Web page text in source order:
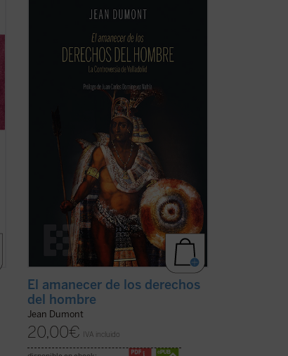
En 1550 comenzó un espectáculo insólito
historia, un emperador paraliza la
expansión de su imperio para suscitar un
debate: ¿es conforme a la justicia la
civilización y conversión de los indios del
(ver ficha)
El amanecer de los derechos
del hombre
Jean Dumont
20,00€ IVA incluido